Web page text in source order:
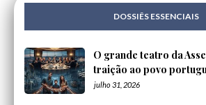
DOSSIÊS ESSENCIAIS
O grande teatro da
traição ao povo
julho 31, 2026